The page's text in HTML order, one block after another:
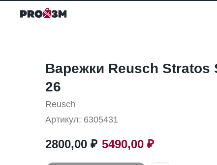
Варежки Reusch Stratos
26
Reusch
Артикул: 6305431
2800,00 ₽ 5490,00 ₽